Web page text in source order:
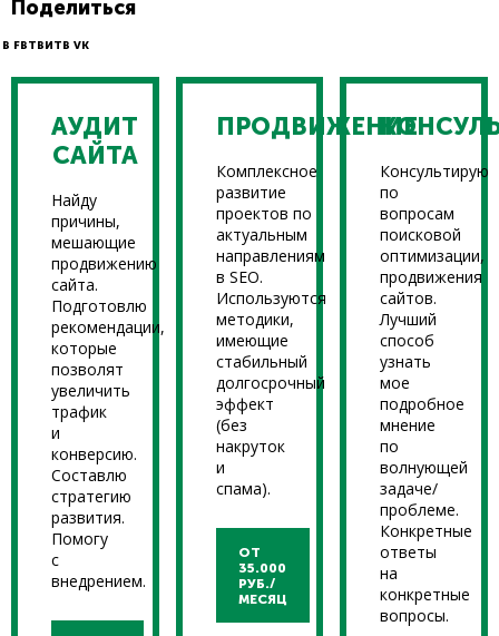
Поделиться
В FBТВИТВ VK
АУДИТ
САЙТА
Найду
причины,
мешающие
продвижению
сайта.
Подготовлю
рекомендации,
которые
позволят
увеличить
трафик
и
конверсию.
Составлю
стратегию
развития.
Помогу
с
внедрением.
ПРОДВИЖЕНИЕ
Комплексное
развитие
проектов по
актуальным
направлениям
в SEO.
Используются
методики,
имеющие
стабильный
долгосрочный
эффект
(без
накруток
и
спама).
ОТ
35.000
РУБ./
МЕСЯЦ
Консультирую
по
вопросам
поисковой
оптимизации,
продвижения
сайтов.
Лучший
способ
узнать
мое
подробное
мнение
по
волнующей
задаче/
проблеме.
Конкретные
ответы
на
конкретные
вопросы.